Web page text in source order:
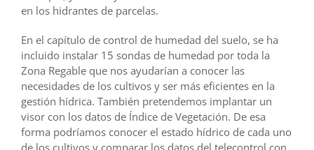
en los hidrantes de parcelas.
En el capítulo de control de humedad del suelo, se ha
incluido instalar 15 sondas de humedad por toda la
Zona Regable que nos ayudarían a conocer las
necesidades de los cultivos y ser más eficientes en la
gestión hídrica. También pretendemos implantar un
visor con los datos de Índice de Vegetación. De esa
forma podríamos conocer el estado hídrico de cada uno
de los cultivos y comparar los datos del telecontrol con